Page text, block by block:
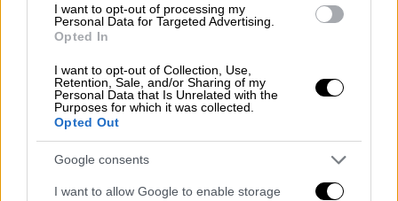
I want to opt-out of processing my
Personal Data for Targeted Advertising.
Opted In
I want to opt-out of Collection, Use,
Retention, Sale, and/or Sharing of my
Personal Data that Is Unrelated with the
Purposes for which it was collected.
Opted Out
Google consents
I want to allow Google to enable storage
Θεσσαλονίκης στο ΟΑΚΑ με στόχο τη νίκη
που θα τη φέρει πιο κοντά στο εισιτήριο για
το Champions League